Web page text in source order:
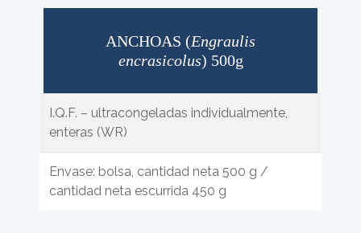
ANCHOAS (Engraulis
encrasicolus) 500g
I.Q.F. – ultracongeladas individualmente,
enteras (WR)
Envase: bolsa, cantidad neta 500 g /
cantidad neta escurrida 450 g